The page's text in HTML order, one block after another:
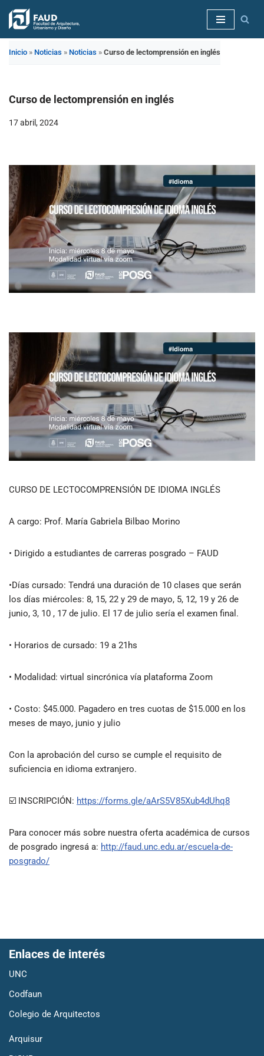
Saltar
Inicio » Noticias » Noticias » Curso de lectomprensión en inglés
Curso de lectomprensión en inglés
17 abril, 2024
CURSO DE LECTOCOMPRENSIÓN DE IDIOMA INGLÉS
A cargo: Prof. María Gabriela Bilbao Morino
• Dirigido a estudiantes de carreras posgrado – FAUD
•Días cursado: Tendrá una duración de 10 clases que serán
los días miércoles: 8, 15, 22 y 29 de mayo, 5, 12, 19 y 26 de
junio, 3, 10 , 17 de julio. El 17 de julio sería el examen final.
• Horarios de cursado: 19 a 21hs
• Modalidad: virtual sincrónica vía plataforma Zoom
• ️Costo: $45.000. Pagadero en tres cuotas de $15.000 en los
meses de mayo, junio y julio
Con la aprobación del curso se cumple el requisito de
suficiencia en idioma extranjero.
☑️ INSCRIPCIÓN: https://forms.gle/aArS5V85Xub4dUhq8
Para conocer más sobre nuestra oferta académica de cursos
de posgrado ingresá a: http://faud.unc.edu.ar/escuela-de-
posgrado/
Enlaces de interés
UNC
Codfaun
Colegio de Arquitectos
Arquisur